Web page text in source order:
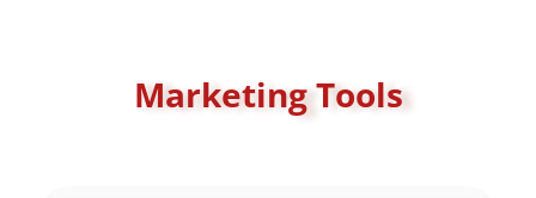
Marketing Tools